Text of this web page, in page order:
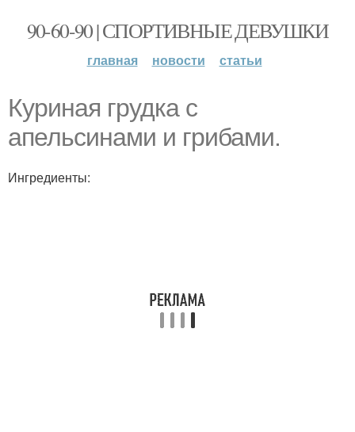
90-60-90 | СПОРТИВНЫЕ ДЕВУШКИ
главная новости статьи
Куриная грудка с
апельсинами и грибами.
Ингредиенты: